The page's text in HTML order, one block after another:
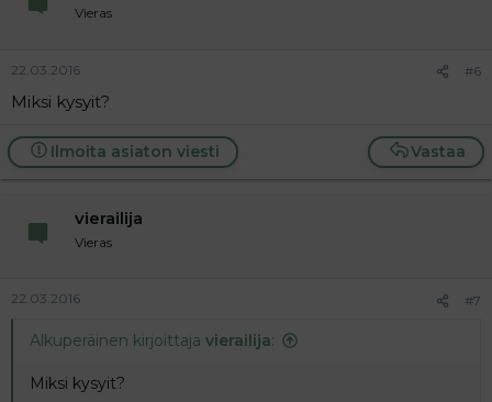
Vieras
22.03.2016 #6
Miksi kysyit?
Vastaa
Ilmoita asiaton viesti
vierailija
Vieras
22.03.2016 #7
Alkuperäinen kirjoittaja vierailija:
Miksi kysyit?